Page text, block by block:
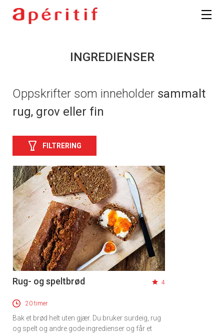
INGREDIENSER
Oppskrifter som inneholder sammalt
rug, grov eller fin
FILTRERING
Rug- og speltbrød 4
20 timer
Bak et brød helt uten gjær. Du bruker surdeig, rug
og spelt og andre gode ingredienser og får et